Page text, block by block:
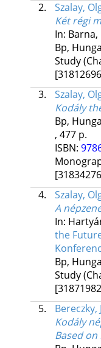
2.
Szalay,
Két régi
In:
Bp,
Study
3.
Szalay,
Kodály
Bp,
, 477 p.
ISBN:
4.
Szalay,
A
In:
the
Bp,
Study
5.
Bereczky,
Kodály
Based on